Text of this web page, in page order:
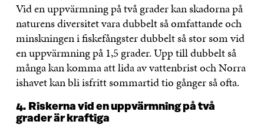
Vid en uppvärmning på två grader kan skadorna på
naturens diversitet vara dubbelt så omfattande och
minskningen i fiskefångster dubbelt så stor som vid
en uppvärmning på 1,5 grader. Upp till dubbelt så
många kan komma att lida av vattenbrist och Norra
ishavet kan bli isfritt sommartid tio gånger så ofta.
4. Riskerna vid en uppvärmning på två
grader är kraftiga